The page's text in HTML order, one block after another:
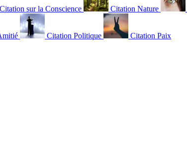
Citation sur la Conscience Citation Nature
Citation Politique Citation Paix